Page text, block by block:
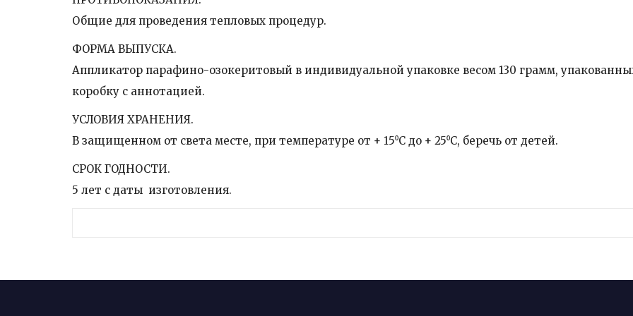
Общие для проведения тепловых процедур.
ФОРМА ВЫПУСКА.
Аппликатор парафино-озокеритовый в индивидуальной упаковке весом 130 грамм,
коробку с аннотацией.
УСЛОВИЯ ХРАНЕНИЯ.
В защищенном от света месте, при температуре от + 15⁰С до + 25⁰С, беречь от детей.
СРОК ГОДНОСТИ.
5 лет с даты изготовления.